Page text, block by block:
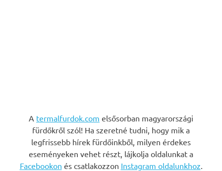
A termalfurdok.com elsősorban magyarországi
fürdőkről szól! Ha szeretné tudni, hogy mik a
legfrissebb hírek fürdőinkből, milyen érdekes
eseményeken vehet részt, lájkolja oldalunkat a
Facebookon és csatlakozzon Instagram oldalunkhoz